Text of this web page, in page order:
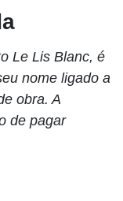
Le Lis Blanc, é
nome ligado a
obra. A
de pagar